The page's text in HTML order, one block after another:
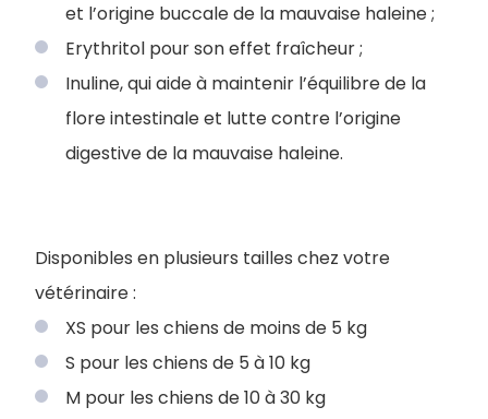
et l’origine buccale de la mauvaise haleine ;
Erythritol pour son effet fraîcheur ;
Inuline, qui aide à maintenir l’équilibre de la
flore intestinale et lutte contre l’origine
digestive de la mauvaise haleine.
Disponibles en plusieurs tailles chez votre
vétérinaire :
XS pour les chiens de moins de 5 kg
S pour les chiens de 5 à 10 kg
M pour les chiens de 10 à 30 kg